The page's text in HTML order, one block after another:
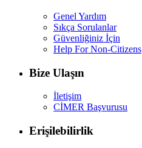
Genel Yardım
Sıkça Sorulanlar
Güvenliğiniz İçin
Help For Non-Citizens
Bize Ulaşın
İletişim
CİMER Başvurusu
Erişilebilirlik